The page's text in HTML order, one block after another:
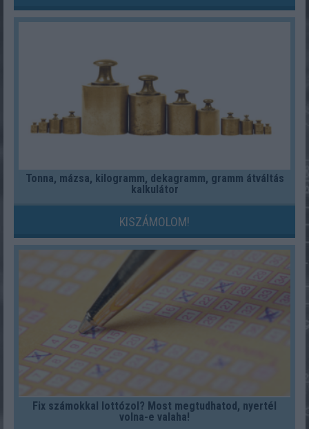
Tonna, mázsa, kilogramm, dekagramm, gramm átváltás
kalkulátor
KISZÁMOLOM!
Fix számokkal lottózol? Most megtudhatod, nyertél
volna-e valaha!